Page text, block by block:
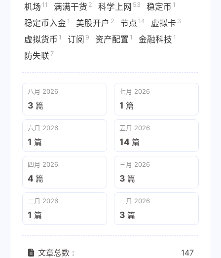
机场 11 满满干货 2 科学上网 53 稳定币 1
稳定币入金 1 美股开户 2 节点 14 虚拟卡 3
虚拟货币 1 订阅 9 资产配置 1 金融科技 1
防失联 7
八月 2026
3 篇
七月 2026
1 篇
六月 2026
1 篇
五月 2026
14 篇
四月 2026
4 篇
三月 2026
3 篇
二月 2026
1 篇
一月 2026
3 篇
文章总数 :
147